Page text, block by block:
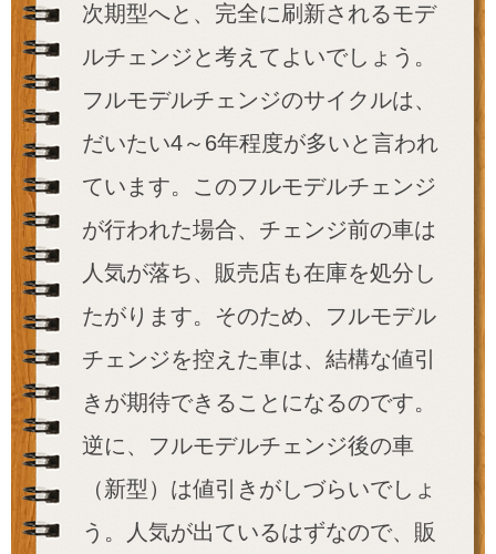
次期型へと、完全に刷新されるモデ
ルチェンジと考えてよいでしょう。
フルモデルチェンジのサイクルは、
だいたい4～6年程度が多いと言われ
ています。このフルモデルチェンジ
が行われた場合、チェンジ前の車は
人気が落ち、販売店も在庫を処分し
たがります。そのため、フルモデル
チェンジを控えた車は、結構な値引
きが期待できることになるのです。
逆に、フルモデルチェンジ後の車
（新型）は値引きがしづらいでしょ
う。人気が出ているはずなので、販